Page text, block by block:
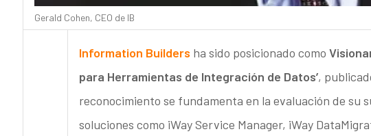
Gerald Cohen, CEO de IB
Information Builders ha sido posicionado como
para Herramientas de Integración de Datos’,
reconocimiento se fundamenta en la evaluación de su
soluciones como iWay Service Manager, iWay